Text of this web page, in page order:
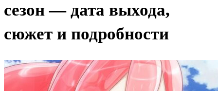
сезон — дата выхода,
сюжет и подробности